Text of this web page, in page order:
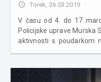
access_time Torek, 26.03.2019
V času od 4. do 17.
Policijske uprave
aktivnosti s poudarkom